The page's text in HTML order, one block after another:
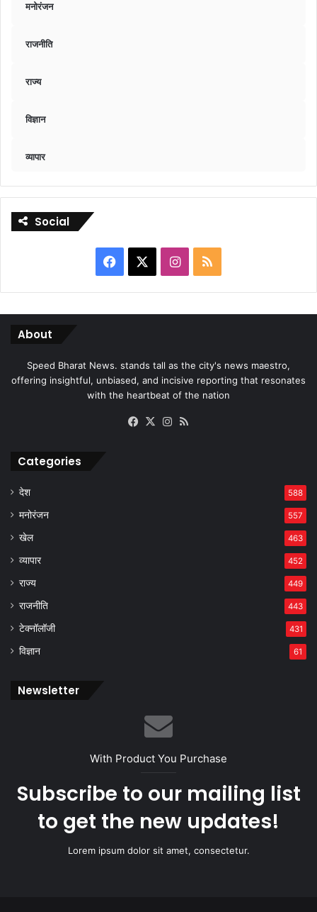
मनोरंजन
राजनीति
राज्य
विज्ञान
व्यापार
Social
Facebook Instagram
RSS
About
Speed Bharat News. stands tall as the city's news maestro,
offering insightful, unbiased, and incisive reporting that resonates
with the heartbeat of the nation
Facebook
X Instagram
Categories
देश 588
मनोरंजन 557
खेल 463
व्यापार 452
राज्य 449
राजनीति 443
टेक्नॉलॉजी 431
विज्ञान 61
Newsletter
With Product You Purchase
Subscribe to our mailing list
to get the new updates!
Lorem ipsum dolor sit amet, consectetur.